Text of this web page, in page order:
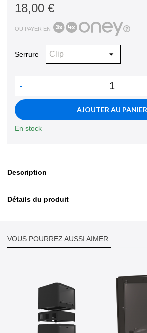
18,00 €
OU PAYER EN
Serrure
-
AJOUTER AU PANIER
En stock
Description
Détails du produit
VOUS POURREZ AUSSI AIMER